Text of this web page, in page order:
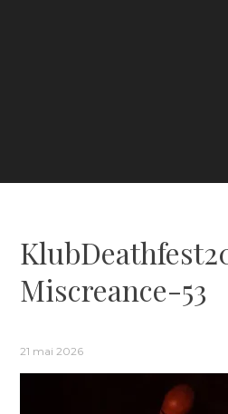
Miscreance-53
21 mai 2026